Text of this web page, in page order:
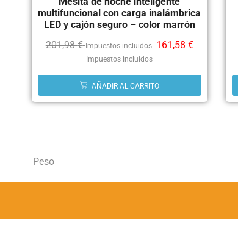
multifuncional con carga inalámbrica
LED y cajón seguro – color marrón
201,98€ Impuestos incluidos 161,58 €
Impuestos incluidos
AÑADIR AL CARRITO
Peso